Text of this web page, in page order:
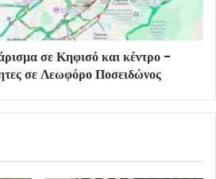
σε Κηφισό και κέντρο -
σε Λεωφόρο Ποσειδώνος